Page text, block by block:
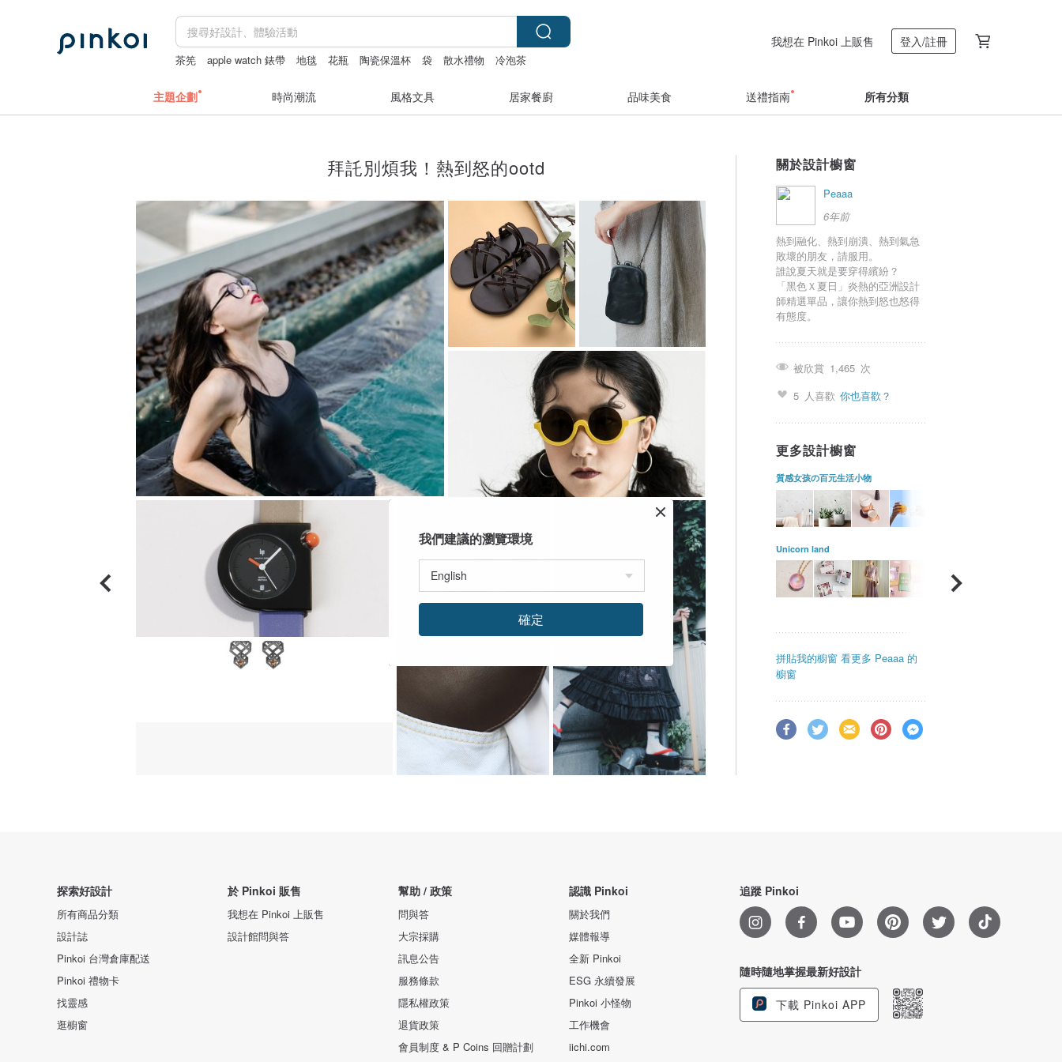
茶筅 apple watch 錶帶 地毯 花瓶 陶瓷保溫杯 袋 散水禮物 冷泡茶
我想在 Pinkoi 上販售 登入/註冊
主題企劃 時尚潮流 風格文具 居家餐廚 品味美食 送禮指南 所有分類
拜託別煩我！熱到怒的ootd 關於設計櫥窗
Peaaa
6年前
熱到融化、熱到崩潰、熱到氣急
敗壞的朋友，請服用。
誰說夏天就是要穿得繽紛？
「黑色Ｘ夏日」炎熱的亞洲設計
師精選單品，讓你熱到怒也怒得
有態度。
被欣賞 1,465 次
5 人喜歡 你也喜歡？
更多設計櫥窗
質感女孩の百元生活小物
Unicorn land
拼貼我的櫥窗 看更多 Peaaa 的
櫥窗
探索好設計
所有商品分類
設計誌
Pinkoi 台灣倉庫配送
Pinkoi 禮物卡
找靈感
逛櫥窗
於 Pinkoi 販售
我想在 Pinkoi 上販售
設計館問與答
幫助 / 政策
問與答
大宗採購
訊息公告
服務條款
隱私權政策
退貨政策
會員制度 & P Coins 回贈計劃
認識 Pinkoi
關於我們
媒體報導
全新 Pinkoi
ESG 永續發展
Pinkoi 小怪物
工作機會
iichi.com
追蹤 Pinkoi
隨時隨地掌握最新好設計
下載 Pinkoi APP
我們建議的瀏覽環境
確定